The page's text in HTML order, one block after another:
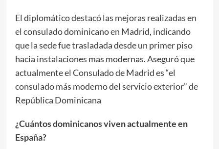
El diplomático destacó las mejoras realizadas en
el consulado dominicano en Madrid, indicando
que la sede fue trasladada desde un primer piso
hacia instalaciones mas modernas. Aseguró que
actualmente el Consulado de Madrid es “el
consulado más moderno del servicio exterior” de
República Dominicana
¿Cuántos dominicanos viven actualmente en
España?